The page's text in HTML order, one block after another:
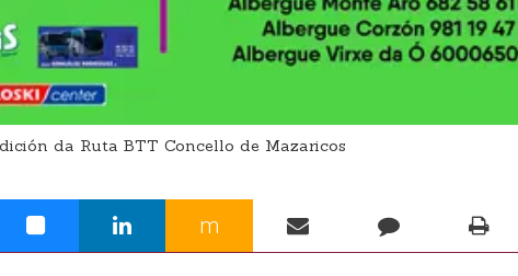
da Ruta BTT Concello de Mazaricos
m